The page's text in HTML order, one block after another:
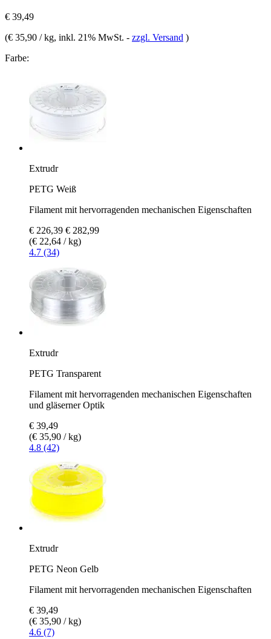
€ 39,49
(€ 35,90 / kg, inkl. 21% MwSt. - zzgl. Versand )
Farbe:
Extrudr
PETG Weiß
Filament mit hervorragenden mechanischen Eigenschaften
€ 226,39 € 282,99
(€ 22,64 / kg)
4.7 (34)
Extrudr
PETG Transparent
Filament mit hervorragenden mechanischen Eigenschaften
und gläserner Optik
€ 39,49
(€ 35,90 / kg)
4.8 (42)
Extrudr
PETG Neon Gelb
Filament mit hervorragenden mechanischen Eigenschaften
€ 39,49
(€ 35,90 / kg)
4.6 (7)